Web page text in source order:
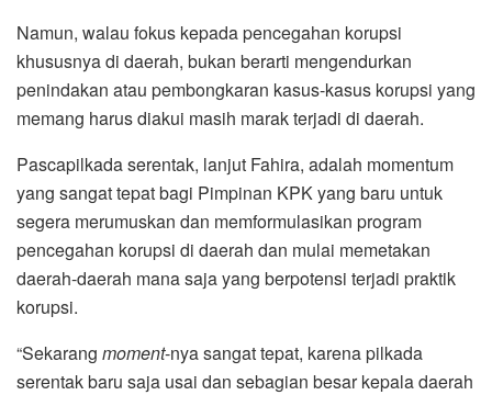
Namun, walau fokus kepada pencegahan korupsi
khususnya di daerah, bukan berarti mengendurkan
penindakan atau pembongkaran kasus-kasus korupsi yang
memang harus diakui masih marak terjadi di daerah.
Pascapilkada serentak, lanjut Fahira, adalah momentum
yang sangat tepat bagi Pimpinan KPK yang baru untuk
segera merumuskan dan memformulasikan program
pencegahan korupsi di daerah dan mulai memetakan
daerah-daerah mana saja yang berpotensi terjadi praktik
korupsi.
“Sekarang moment-nya sangat tepat, karena pilkada
serentak baru saja usai dan sebagian besar kepala daerah